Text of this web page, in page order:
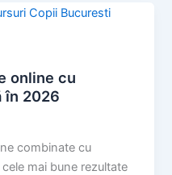
online cu
în 2026
combinate cu
mai bune rezultate